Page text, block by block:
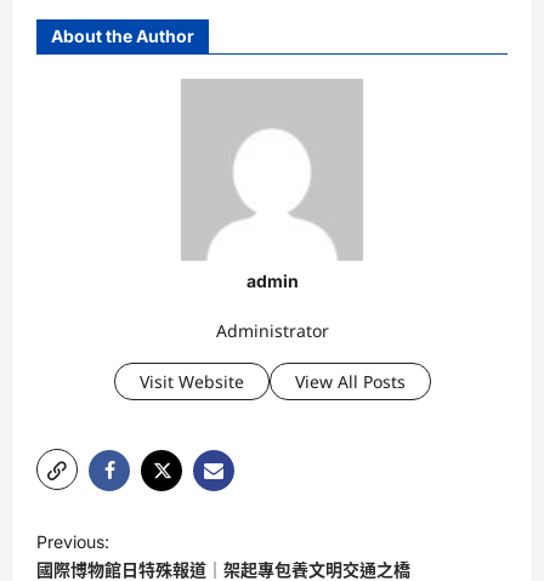
About the Author
admin
Administrator
Visit Website View All Posts
o
Previous:
國際博物館日特殊報道｜架起專包養文明交通之橋